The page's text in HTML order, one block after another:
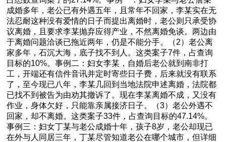
成婚多年，老公已有外遇五年，且常年不回家，李某实在无
法忍耐这种没有爱情的日子而提出离婚时，老公则只承受协
议离婚，且要求李某抛弃应得产业，不然离婚免谈。两边由
于离婚问题洽谈已拖近两年，仍是不能分手。（2）老公离
家多年，石沉大海，底子找不到人。这类案子7件，占查询
目标的10%。事例二：妇女李某，自婚后老公就到南非打
工，开端还有信件音讯并定时寄些日子费，后来就没有联系
了，至今现已八年，李某几回到当地法院申述离婚，法院都
已找不到被告为由劝其撤诉了。现在李某离婚不成，又没有
作业，身体欠好，只能靠亲属接济日子。（3）老公外遇不
回家，却不离婚。这类案子33件，占查询目标的47.14%。
事例三：妇女丁某与老公成婚十年，孩子8岁，老公却现已
在外与人同居三年，丁某尽管知道老公在哪个城市，但详细